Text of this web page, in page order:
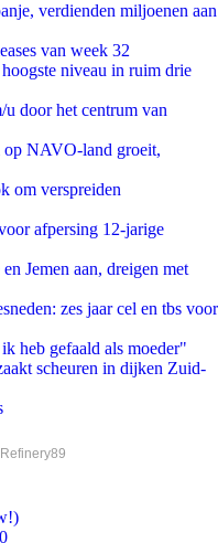
verdienden miljoenen aan
van week 32
niveau in ruim drie
door het centrum van
op NAVO-land groeit,
om verspreiden
afpersing 12-jarige
Jemen aan, dreigen met
zes jaar cel en tbs voor
heb gefaald als moeder"
scheuren in dijken Zuid-